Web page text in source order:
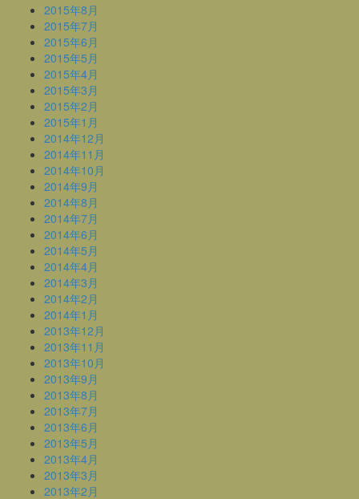
2015年8月
2015年7月
2015年6月
2015年5月
2015年4月
2015年3月
2015年2月
2015年1月
2014年12月
2014年11月
2014年10月
2014年9月
2014年8月
2014年7月
2014年6月
2014年5月
2014年4月
2014年3月
2014年2月
2014年1月
2013年12月
2013年11月
2013年10月
2013年9月
2013年8月
2013年7月
2013年6月
2013年5月
2013年4月
2013年3月
2013年2月